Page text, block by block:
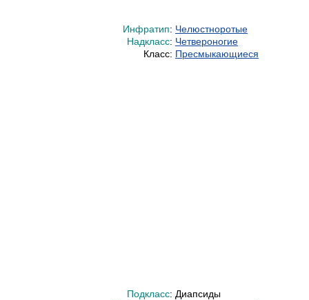
Инфратип: Челюстноротые
Надкласс: Четвероногие
Класс: Пресмыкающиеся
Подкласс: Диапсиды